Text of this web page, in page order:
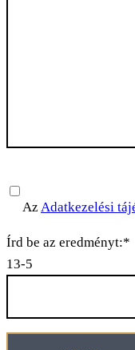
Please leave this field
Az Adatkezelési
Írd be az eredményt:*
13-5